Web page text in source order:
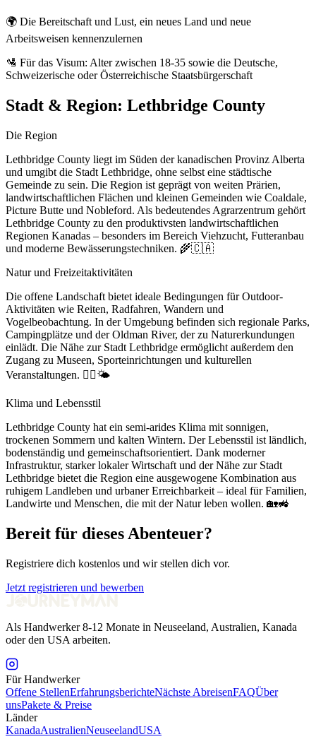
🌍 Die Bereitschaft und Lust, ein neues Land und neue
Arbeitsweisen kennenzulernen
🛂 Für das Visum: Alter zwischen 18-35 sowie die Deutsche,
Schweizerische oder Österreichische Staatsbürgerschaft
Stadt & Region: Lethbridge County
Die Region
Lethbridge County liegt im Süden der kanadischen Provinz Alberta
und umgibt die Stadt Lethbridge, ohne selbst eine städtische
Gemeinde zu sein. Die Region ist geprägt von weiten Prärien,
landwirtschaftlichen Flächen und kleinen Gemeinden wie Coaldale,
Picture Butte und Nobleford. Als bedeutendes Agrarzentrum gehört
Lethbridge County zu den produktivsten landwirtschaftlichen
Regionen Kanadas – besonders im Bereich Viehzucht, Futteranbau
und moderne Bewässerungstechniken. 🌾🇨🇦
Natur und Freizeitaktivitäten
Die offene Landschaft bietet ideale Bedingungen für Outdoor-
Aktivitäten wie Reiten, Radfahren, Wandern und
Vogelbeobachtung. In der Umgebung befinden sich regionale Parks,
Campingplätze und der Oldman River, der zu Naturerkundungen
einlädt. Die Nähe zur Stadt Lethbridge ermöglicht außerdem den
Zugang zu Museen, Sporteinrichtungen und kulturellen
Veranstaltungen. 🚴‍♀️🌤️
Klima und Lebensstil
Lethbridge County hat ein semi-arides Klima mit sonnigen,
trockenen Sommern und kalten Wintern. Der Lebensstil ist ländlich,
bodenständig und gemeinschaftsorientiert. Dank moderner
Infrastruktur, starker lokaler Wirtschaft und der Nähe zur Stadt
Lethbridge bietet die Region eine ausgewogene Kombination aus
ruhigem Landleben und urbaner Erreichbarkeit – ideal für Familien,
Landwirte und Menschen, die mit der Natur leben wollen. 🏡🚜
Bereit für dieses Abenteuer?
Registriere dich kostenlos und wir stellen dich vor.
Jetzt registrieren und bewerben
Als Handwerker 8-12 Monate in Neuseeland, Australien, Kanada
oder den USA arbeiten.
Für Handwerker
Offene StellenErfahrungsberichteNächste AbreisenFAQÜber
unsPakete & Preise
Länder
KanadaAustralienNeuseelandUSA